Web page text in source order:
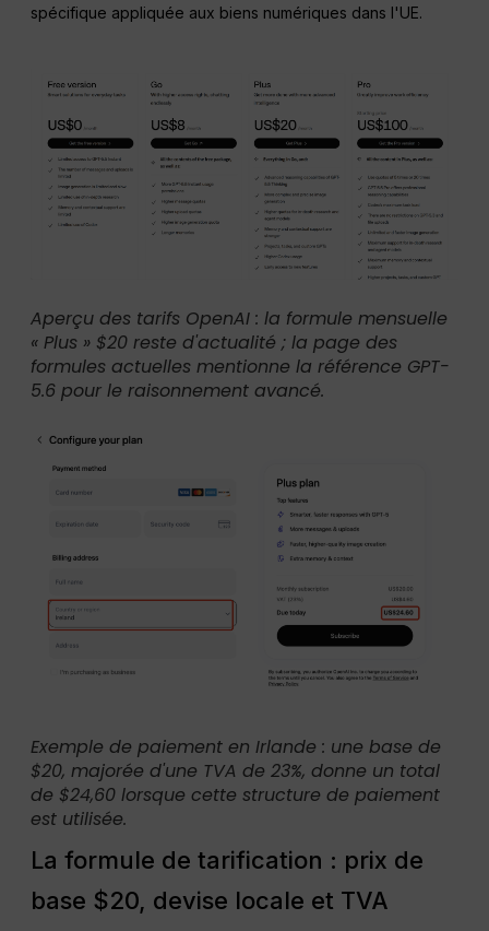
spécifique appliquée aux biens numériques dans l'UE.
Aperçu des tarifs OpenAI : la formule mensuelle
« Plus » $20 reste d'actualité ; la page des
formules actuelles mentionne la référence GPT-
5.6 pour le raisonnement avancé.
Exemple de paiement en Irlande : une base de
$20, majorée d'une TVA de 23%, donne un total
de $24,60 lorsque cette structure de paiement
est utilisée.
La formule de tarification : prix de
base $20, devise locale et TVA